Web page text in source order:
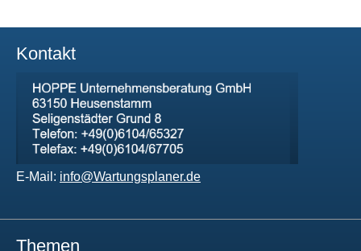
Kontakt
E-Mail: info@Wartungsplaner.de
Themen